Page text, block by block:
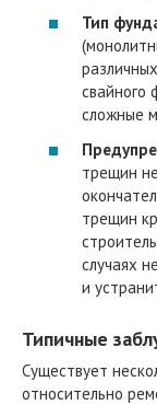
Тип
свайного
сложные
трещин
трещин
случаях
и
Типичные
Существует
относительно